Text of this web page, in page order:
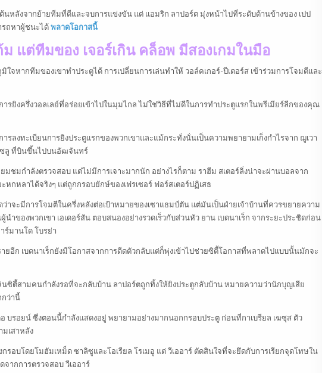
นหลังจากย้ายทีมที่ดีและจบการแข่งขัน แต่ แอมริก ลาปอร์ต มุ่งหน้าไปที่ระดับด้านข้างของ เปป
รถหาผู้ชนะได้พลาดโอกาสนี้
แต่ทีมของ เจอร์เกิน คล็อพ มีสองเกมในมือ
จหากทีมของเขาทำประตูได้ การเปลี่ยนการเล่นทำให้ วอล์คเกอร์-ปีเตอร์ส เข้าร่วมการโจมตีและ
ยิงครึ่งวอลเลย์ที่อร่อยเข้าไปในมุมไกล ไม่ใช่วิธีที่ไม่ดีในการทำประตูแรกในพรีเมียร์ลีกของคุณ
ลงทะเบียนการยิงประตูแรกของพวกเขาและแม้กระทั่งนั่นเป็นความพยายามเก็งกำไรจาก ฌูเวา
ซลู ที่บินขึ้นไปบนอัฒจันทร์
ยมชมกำลังตรวจสอบ แต่ไม่มีการเจาะมากนัก อย่างไรก็ตาม ราฮีม สเตอร์ลิ่งน่าจะผ่านบอลจาก
ะหกหลาได้จริงๆ แต่ถูกกรอบยักษ์ของเฟรเซอร์ ฟอร์สเตอร์ปฏิเสธ
ว่าจะมีการโจมตีในครึ่งหลังต่อเป้าหมายของเซาแธมป์ตัน แต่มันเป็นฝ่ายเจ้าบ้านที่ควรขยายความ
ผู้นำของพวกเขา เอเดอร์สัน ตอบสนองอย่างรวดเร็วกับส่วนหัว ยาน เบดนาเร็ก จากระยะประชิดก่อน
ร์มานโด โบรย่า
อีก เบดนาเร็กยังมีโอกาสจากการดีดตัวกลับแต่ก็พุ่งเข้าไปช่วยซิตี้โอกาสที่พลาดไปแบบนั้นมักจะ
นซิตี้สามคนกำลังรอที่จะกลับบ้าน ลาปอร์ตถูกทิ้งให้ยิงประตูกลับบ้าน หมายความว่านักบุญเสีย
กว่านี้
บรอยน์ ซึ่งตอนนี้กำลังแสดงอยู่ พยายามอย่างมากนอกกรอบประตู ก่อนที่กาเบรียล เฆซุส ตัว
เสาหลัง
อบโดยโมฮัมเหม็ด ซาลิซูและโอเรียล โรเมอู แต่ วีเออาร์ ตัดสินใจที่จะยึดกับการเรียกจุดโทษใน
จากการตรวจสอบ วีเออาร์